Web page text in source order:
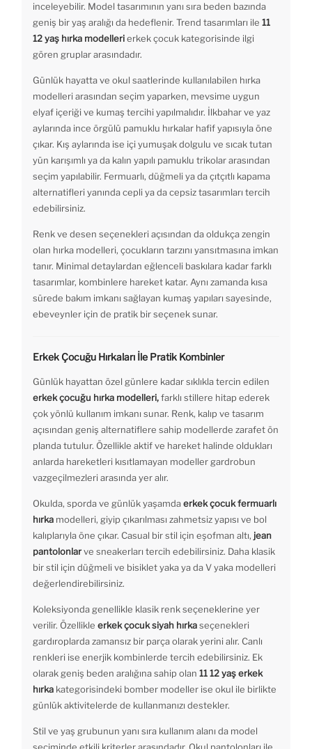
inceleyebilir. Model tasarımının yanı sıra beden bazında
geniş bir yaş aralığı da hedeflenir. Trend tasarımları ile 11
12 yaş hırka modellerierkek çocuk kategorisinde ilgi
gören gruplar arasındadır.
Günlük hayatta ve okul saatlerinde kullanılabilen hırka
modelleri arasından seçim yaparken, mevsime uygun
elyaf içeriği ve kumaş tercihi yapılmalıdır. İlkbahar ve yaz
aylarında ince örgülü pamuklu hırkalar hafif yapısıyla öne
çıkar. Kış aylarında ise içi yumuşak dolgulu ve sıcak tutan
yün karışımlı ya da kalın yapılı pamuklu trikolar arasından
seçim yapılabilir. Fermuarlı, düğmeli ya da çıtçıtlı kapama
alternatifleri yanında cepli ya da cepsiz tasarımları tercih
edebilirsiniz.
Renk ve desen seçenekleri açısından da oldukça zengin
olan hırka modelleri, çocukların tarzını yansıtmasına imkan
tanır. Minimal detaylardan eğlenceli baskılara kadar farklı
tasarımlar, kombinlere hareket katar. Aynı zamanda kısa
sürede bakım imkanı sağlayan kumaş yapıları sayesinde,
ebeveynler için de pratik bir seçenek sunar.
Erkek Çocuğu Hırkaları İle Pratik Kombinler
Günlük hayattan özel günlere kadar sıklıkla tercin edilen
erkek çocuğu hırka modelleri,farklı stillere hitap ederek
çok yönlü kullanım imkanı sunar. Renk, kalıp ve tasarım
açısından geniş alternatiflere sahip modellerde zarafet ön
planda tutulur. Özellikle aktif ve hareket halinde oldukları
anlarda hareketleri kısıtlamayan modeller gardrobun
vazgeçilmezleri arasında yer alır.
Okulda, sporda ve günlük yaşamdaerkek çocuk fermuarlı
hırka modelleri, giyip çıkarılması zahmetsiz yapısı ve bol
kalıplarıyla öne çıkar. Casual bir stil için eşofman altı, jean
pantolonlarve sneakerları tercih edebilirsiniz. Daha klasik
bir stil için düğmeli ve bisiklet yaka ya da V yaka modelleri
değerlendirebilirsiniz.
Koleksiyonda genellikle klasik renk seçeneklerine yer
verilir. Özellikle erkek çocuk siyah hırkaseçenekleri
gardıroplarda zamansız bir parça olarak yerini alır. Canlı
renkleri ise enerjik kombinlerde tercih edebilirsiniz. Ek
olarak geniş beden aralığına sahip olan 11 12 yaş erkek
hırka kategorisindeki bomber modeller ise okul ile birlikte
günlük aktivitelerde de kullanmanızı destekler.
Stil ve yaş grubunun yanı sıra kullanım alanı da model